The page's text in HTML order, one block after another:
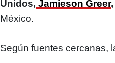
Unidos, Jamieson Greer,
México.
Según fuentes cercanas,